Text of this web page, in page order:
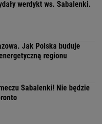
werdykt ws. Sabalenki.
Jak Polska buduje
regionu
Sabalenki! Nie będzie